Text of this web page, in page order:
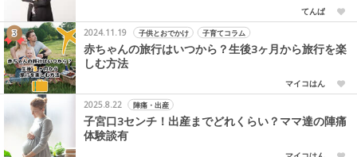
てんぱ
2024.11.19
子供とおでかけ 子育てコラム
赤ちゃんの旅行はいつから？生後3ヶ月から旅行を楽
しむ方法
マイコはん
2025.8.22
陣痛・出産
子宮口3センチ！出産までどれくらい？ママ達の陣痛
体験談有